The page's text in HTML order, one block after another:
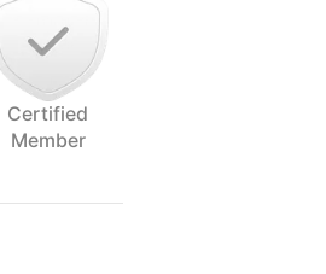
Certified
Member